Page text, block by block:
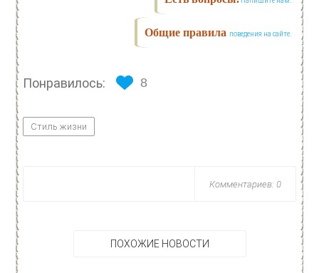
Общие правила поведения на сайте.
Понравилось: 8
Стиль жизни
Комментариев: 0
ПОХОЖИЕ НОВОСТИ